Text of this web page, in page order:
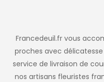
Francedeuil.fr vous
proches avec
service de livraison de
nos artisans fleuristes